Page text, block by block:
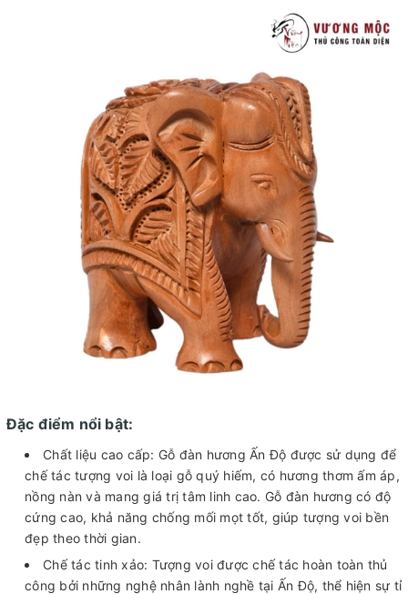
Đặc điểm nổi bật:
Chất liệu cao cấp: Gỗ đàn hương Ấn Độ được sử dụng để
chế tác tượng voi là loại gỗ quý hiếm, có hương thơm ấm áp,
nồng nàn và mang giá trị tâm linh cao. Gỗ đàn hương có độ
cứng cao, khả năng chống mối mọt tốt, giúp tượng voi bền
đẹp theo thời gian.
Chế tác tinh xảo: Tượng voi được chế tác hoàn toàn thủ
công bởi những nghệ nhân lành nghề tại Ấn Độ, thể hiện sự tỉ